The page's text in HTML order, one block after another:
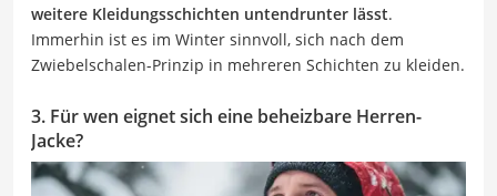
weitere Kleidungsschichten untendrunter lässt.
Immerhin ist es im Winter sinnvoll, sich nach dem
Zwiebelschalen-Prinzip in mehreren Schichten zu kleiden.
3. Für wen eignet sich eine beheizbare Herren-
Jacke?